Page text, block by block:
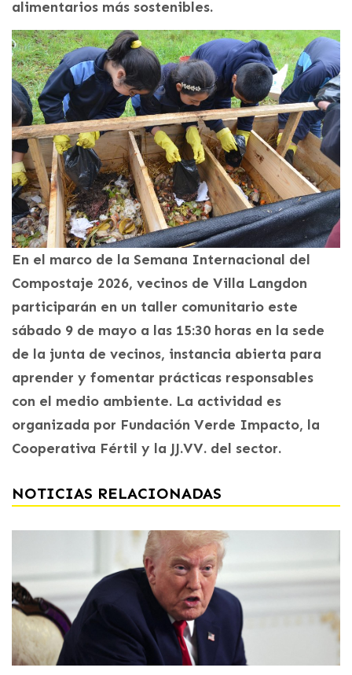
alimentarios más sostenibles.
En el marco de la Semana Internacional del
Compostaje 2026, vecinos de Villa Langdon
participarán en un taller comunitario este
sábado 9 de mayo a las 15:30 horas en la sede
de la junta de vecinos, instancia abierta para
aprender y fomentar prácticas responsables
con el medio ambiente. La actividad es
organizada por Fundación Verde Impacto, la
Cooperativa Fértil y la JJ.VV. del sector.
NOTICIAS RELACIONADAS